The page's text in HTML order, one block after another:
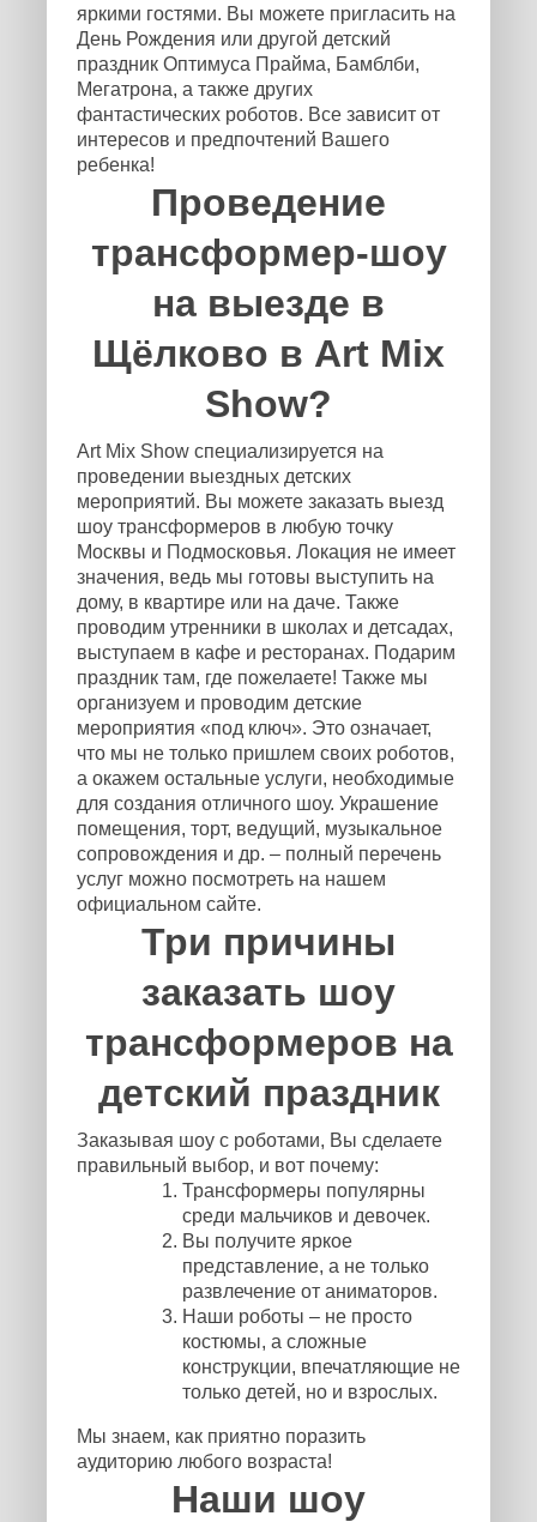
яркими гостями. Вы можете пригласить на
День Рождения или другой детский
праздник Оптимуса Прайма, Бамблби,
Мегатрона, а также других
фантастических роботов. Все зависит от
интересов и предпочтений Вашего
ребенка!
Проведение
трансформер-шоу
на выезде в
Щёлково в Art Mix
Show?
Art Mix Show специализируется на
проведении выездных детских
мероприятий. Вы можете заказать выезд
шоу трансформеров в любую точку
Москвы и Подмосковья. Локация не имеет
значения, ведь мы готовы выступить на
дому, в квартире или на даче. Также
проводим утренники в школах и детсадах,
выступаем в кафе и ресторанах. Подарим
праздник там, где пожелаете! Также мы
организуем и проводим детские
мероприятия «под ключ». Это означает,
что мы не только пришлем своих роботов,
а окажем остальные услуги, необходимые
для создания отличного шоу. Украшение
помещения, торт, ведущий, музыкальное
сопровождения и др. – полный перечень
услуг можно посмотреть на нашем
официальном сайте.
Три причины
заказать шоу
трансформеров на
детский праздник
Заказывая шоу с роботами, Вы сделаете
правильный выбор, и вот почему:
Трансформеры популярны
среди мальчиков и девочек.
Вы получите яркое
представление, а не только
развлечение от аниматоров.
Наши роботы – не просто
костюмы, а сложные
конструкции, впечатляющие не
только детей, но и взрослых.
Мы знаем, как приятно поразить
аудиторию любого возраста!
Наши шоу